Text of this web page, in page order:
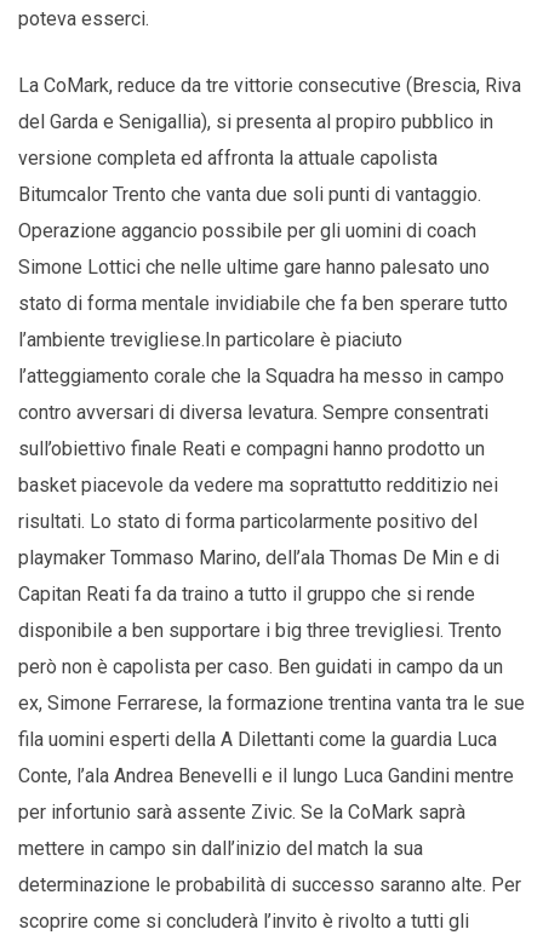
poteva esserci.
La CoMark, reduce da tre vittorie consecutive (Brescia, Riva
del Garda e Senigallia), si presenta al propiro pubblico in
versione completa ed affronta la attuale capolista
Bitumcalor Trento che vanta due soli punti di vantaggio.
Operazione aggancio possibile per gli uomini di coach
Simone Lottici che nelle ultime gare hanno palesato uno
stato di forma mentale invidiabile che fa ben sperare tutto
l’ambiente trevigliese.In particolare è piaciuto
l’atteggiamento corale che la Squadra ha messo in campo
contro avversari di diversa levatura. Sempre consentrati
sull’obiettivo finale Reati e compagni hanno prodotto un
basket piacevole da vedere ma soprattutto redditizio nei
risultati. Lo stato di forma particolarmente positivo del
playmaker Tommaso Marino, dell’ala Thomas De Min e di
Capitan Reati fa da traino a tutto il gruppo che si rende
disponibile a ben supportare i big three trevigliesi. Trento
però non è capolista per caso. Ben guidati in campo da un
ex, Simone Ferrarese, la formazione trentina vanta tra le sue
fila uomini esperti della A Dilettanti come la guardia Luca
Conte, l’ala Andrea Benevelli e il lungo Luca Gandini mentre
per infortunio sarà assente Zivic. Se la CoMark saprà
mettere in campo sin dall’inizio del match la sua
determinazione le probabilità di successo saranno alte. Per
scoprire come si concluderà l’invito è rivolto a tutti gli